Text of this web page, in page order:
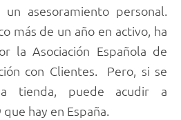
asesoramiento personal.
más de un año en activo, ha
la Asociación Española de
con Clientes. Pero, si se
tienda, puede acudir a
hay en España.